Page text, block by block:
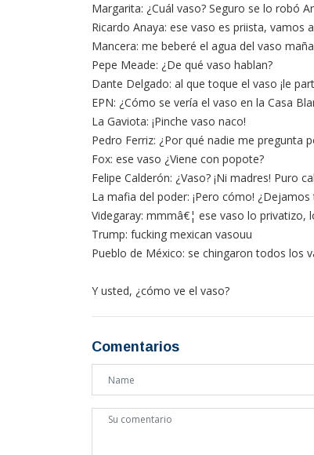
Margarita: ¿Cuál vaso? Seguro se lo robó
Ricardo Anaya: ese vaso es priista, vamos
Mancera: me beberé el agua del vaso
Pepe Meade: ¿De qué vaso hablan?
Dante Delgado: al que toque el vaso ¡le
EPN: ¿Cómo se vería el vaso en la Casa
La Gaviota: ¡Pinche vaso naco!
Pedro Ferriz: ¿Por qué nadie me pregunta
Fox: ese vaso ¿Viene con popote?
Felipe Calderón: ¿Vaso? ¡Ni madres! Puro
La mafia del poder: ¡Pero cómo!
Videgaray: mmmâ€¦ ese vaso lo privatizo,
Trump: fucking mexican vasouu
Pueblo de México: se chingaron todos los
Y usted, ¿cómo ve el vaso?
Comentarios